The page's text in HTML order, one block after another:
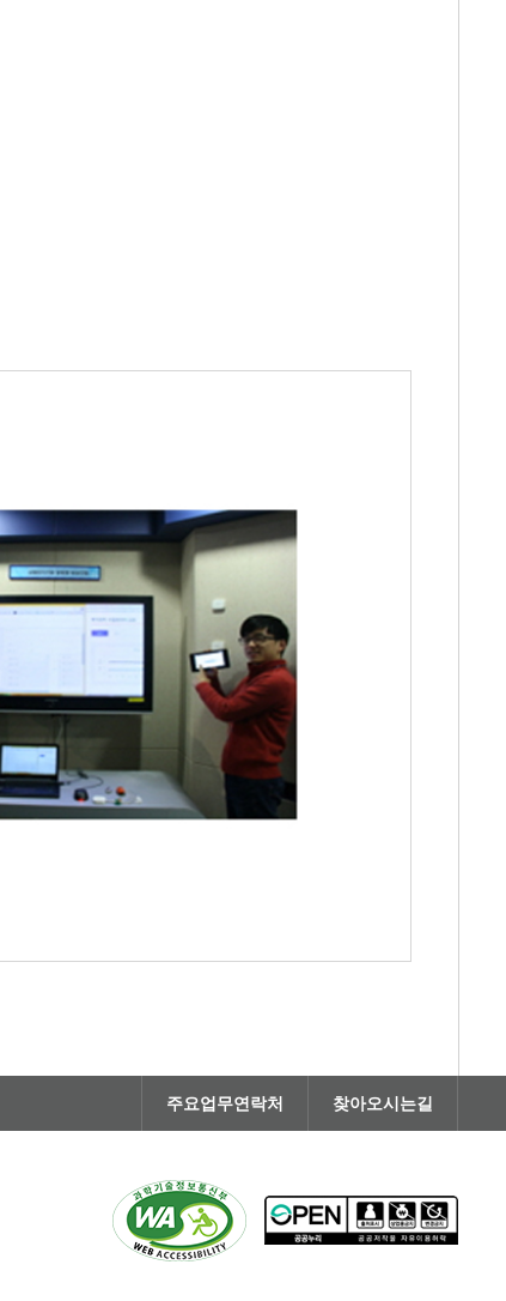
주요업무연락처 찾아오시는길